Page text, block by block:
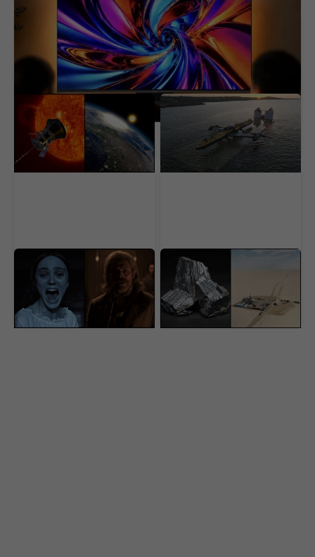
150 rokov ho nevedeli
dokázať. Najvýkonnejší
teleskop odhalil zvláštny
fenomén Slnka
Je predvídateľnejšia než
vietor aj slnko. Svet
zabudol na obrovskú
prírodnú elektráreň
Na Netflix dorazila
geniálna novinka aj s
dabingom. Má aj
slovenský rukopis
USA našli pod púšťou
surovinový poklad za 152
miliárd dolárov. V ťažbe
im stojí nečakaná
prekážka